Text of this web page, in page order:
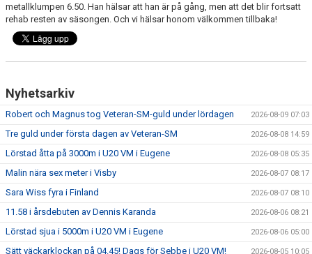
metallklumpen 6.50. Han hälsar att han är på gång, men att det blir fortsatt
rehab resten av säsongen. Och vi hälsar honom välkommen tillbaka!
Nyhetsarkiv
Robert och Magnus tog Veteran-SM-guld under lördagen 2026-08-09 07:03
Tre guld under första dagen av Veteran-SM 2026-08-08 14:59
Lörstad åtta på 3000m i U20 VM i Eugene 2026-08-08 05:35
Malin nära sex meter i Visby 2026-08-07 08:17
Sara Wiss fyra i Finland 2026-08-07 08:10
11.58 i årsdebuten av Dennis Karanda 2026-08-06 08:21
Lörstad sjua i 5000m i U20 VM i Eugene 2026-08-06 05:00
Sätt väckarklockan på 04.45! Dags för Sebbe i U20 VM! 2026-08-05 10:05